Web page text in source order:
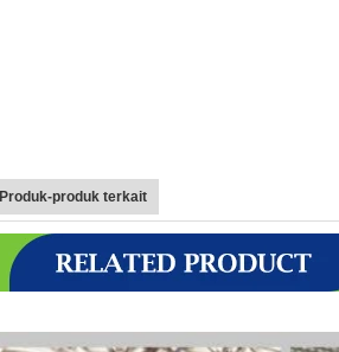
Produk-produk terkait